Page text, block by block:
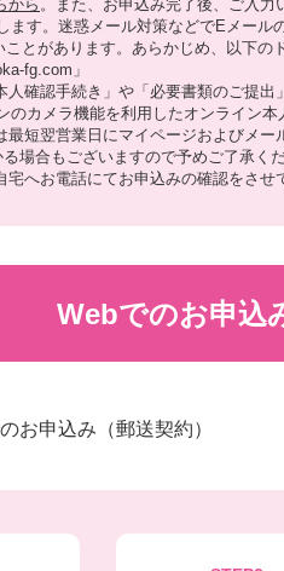
から。また、お申込み完了後、ご入
ます。迷惑メール対策などでEメー
ことがあります。あらかじめ、以下
fg.com」
確認手続き」や「必要書類のご提
のカメラ機能を利用したオンライン本
短翌営業日にマイページおよびメー
場合もございますので予めご了承くだ
へお電話にてお申込みの確認をさせ
Webでのお申込
お申込み（郵送契約）